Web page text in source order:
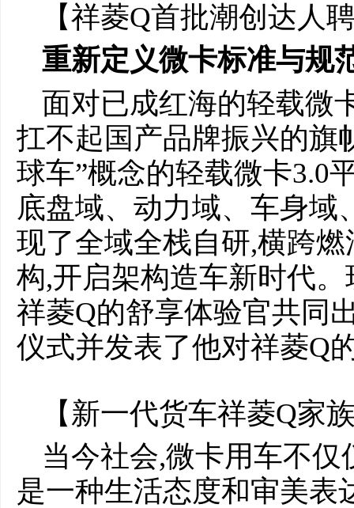
【祥菱Q首批潮创达人
重新定义微卡标准与规
面对已成红海的轻载微
扛不起国产品牌振兴的旗
球车”概念的轻载微卡
底盘域、动力域、车身域
现了全域全栈自研,横跨
构,开启架构造车新时代
祥菱Q的舒享体验官共同
仪式并发表了他对祥菱Q
【新一代货车祥菱Q家
当今社会,微卡用车不
是一种生活态度和审美表